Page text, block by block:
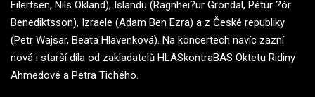
Eilertsen, Nils Okland), Islandu (Ragnhei?ur Gröndal, Pétur ?ór
Benediktsson), Izraele (Adam Ben Ezra) a z České republiky
(Petr Wajsar, Beata Hlavenková). Na koncertech navíc zazní
nová i starší díla od zakladatelů HLASkontraBAS Oktetu Ridiny
Ahmedové a Petra Tichého.